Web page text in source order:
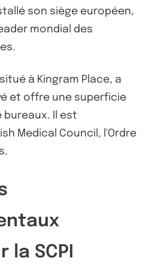
son siège européen,
mondial des
à Kingram Place, a
et offre une superficie
bureaux. Il est
Medical Council, l'Ordre
SCPI